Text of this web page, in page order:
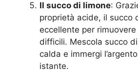
Il succo di limone:
proprietà acide, il succo
eccellente per
difficili. Mescola succo
calda e immergi
istante.